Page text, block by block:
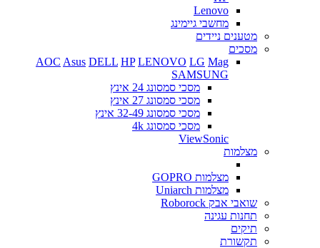
Lenovo
מחשבי גיימינג
מטענים ניידים
מסכים
AOC Asus DELL HP LENOVO LG Mag
SAMSUNG
מסכי סמסונג 24 אינץ
מסכי סמסונג 27 אינץ
מסכי סמסונג 32-49 אינץ
מסכי סמסונג 4k
ViewSonic
מצלמות
מצלמות GOPRO
מצלמות Uniarch
שואבי אבק Roborock
תחנות עגינה
תיקים
תקשורת